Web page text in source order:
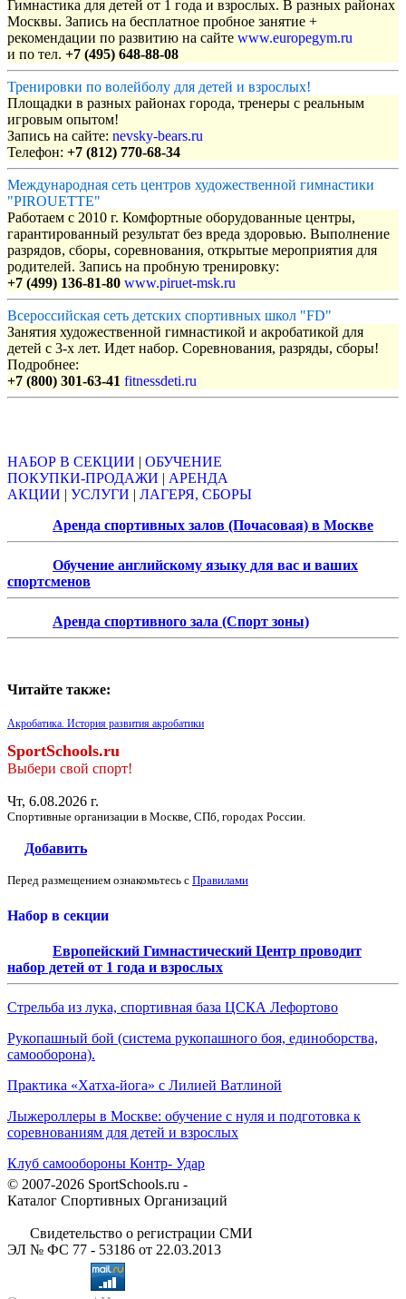
Гимнастика для детей от 1 года и взрослых. В разных районах
Москвы. Запись на бесплатное пробное занятие +
рекомендации по развитию на сайте www.europegym.ru
и по тел. +7 (495) 648-88-08
Тренировки по волейболу для детей и взрослых!
Площадки в разных районах города, тренеры с реальным
игровым опытом!
Запись на сайте: nevsky-bears.ru
Телефон: +7 (812) 770-68-34
Международная сеть центров художественной гимнастики
"PIROUETTE"
Работаем с 2010 г. Комфортные оборудованные центры,
гарантированный результат без вреда здоровью. Выполнение
разрядов, сборы, соревнования, открытые мероприятия для
родителей. Запись на пробную тренировку:
+7 (499) 136-81-80 www.piruet-msk.ru
Всероссийская сеть детских спортивных школ "FD"
Занятия художественной гимнастикой и акробатикой для
детей с 3-х лет. Идет набор. Соревнования, разряды, сборы!
Подробнее:
+7 (800) 301-63-41 fitnessdeti.ru
НАБОР В СЕКЦИИ | ОБУЧЕНИЕ
ПОКУПКИ-ПРОДАЖИ | АРЕНДА
АКЦИИ | УСЛУГИ | ЛАГЕРЯ, СБОРЫ
Аренда спортивных залов (Почасовая) в Москве
Обучение английскому языку для вас и ваших
спортсменов
Аренда спортивного зала (Спорт зоны)
Читайте также:
Акробатика. История развития акробатики
SportSchools.ru
Выбери свой спорт!
Чт, 6.08.2026 г.
Спортивные организации в Москве, СПб, городах России.
Добавить
Перед размещением ознакомьтесь с Правилами
Набор в секции
Европейский Гимнастический Центр проводит
набор детей от 1 года и взрослых
Стрельба из лука, спортивная база ЦСКА Лефортово
Рукопашный бой (система рукопашного боя, единоборства,
самооборона).
Практика «Хатха-йога» с Лилией Ватлиной
Лыжероллеры в Москве: обучение с нуля и подготовка к
соревнованиям для детей и взрослых
Клуб самообороны Контр- Удар
© 2007-2026 SportSchools.ru -
Каталог Спортивных Организаций
Свидетельство о регистрации СМИ
ЭЛ № ФС 77 - 53186 от 22.03.2013